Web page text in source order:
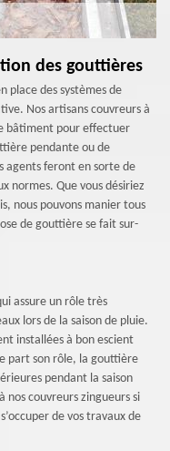
des gouttières
place des systèmes de
Nos artisans couvreurs à
bâtiment pour effectuer
pendante ou de
agents feront en sorte de
normes. Que vous désiriez
nous pouvons manier tous
de gouttière se fait sur-
assure un rôle très
lors de la saison de pluie.
installées à bon escient
part son rôle, la gouttière
pendant la saison
nos couvreurs zingueurs si
de vos travaux de